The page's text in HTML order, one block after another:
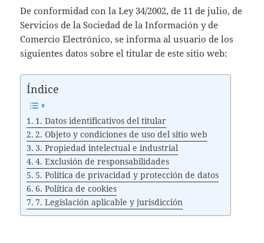
De conformidad con la Ley 34/2002, de 11 de julio, de
Servicios de la Sociedad de la Información y de
Comercio Electrónico, se informa al usuario de los
siguientes datos sobre el titular de este sitio web:
Índice
1. Datos identificativos del titular
2. Objeto y condiciones de uso del sitio web
3. Propiedad intelectual e industrial
4. Exclusión de responsabilidades
5. Política de privacidad y protección de datos
6. Política de cookies
7. Legislación aplicable y jurisdicción